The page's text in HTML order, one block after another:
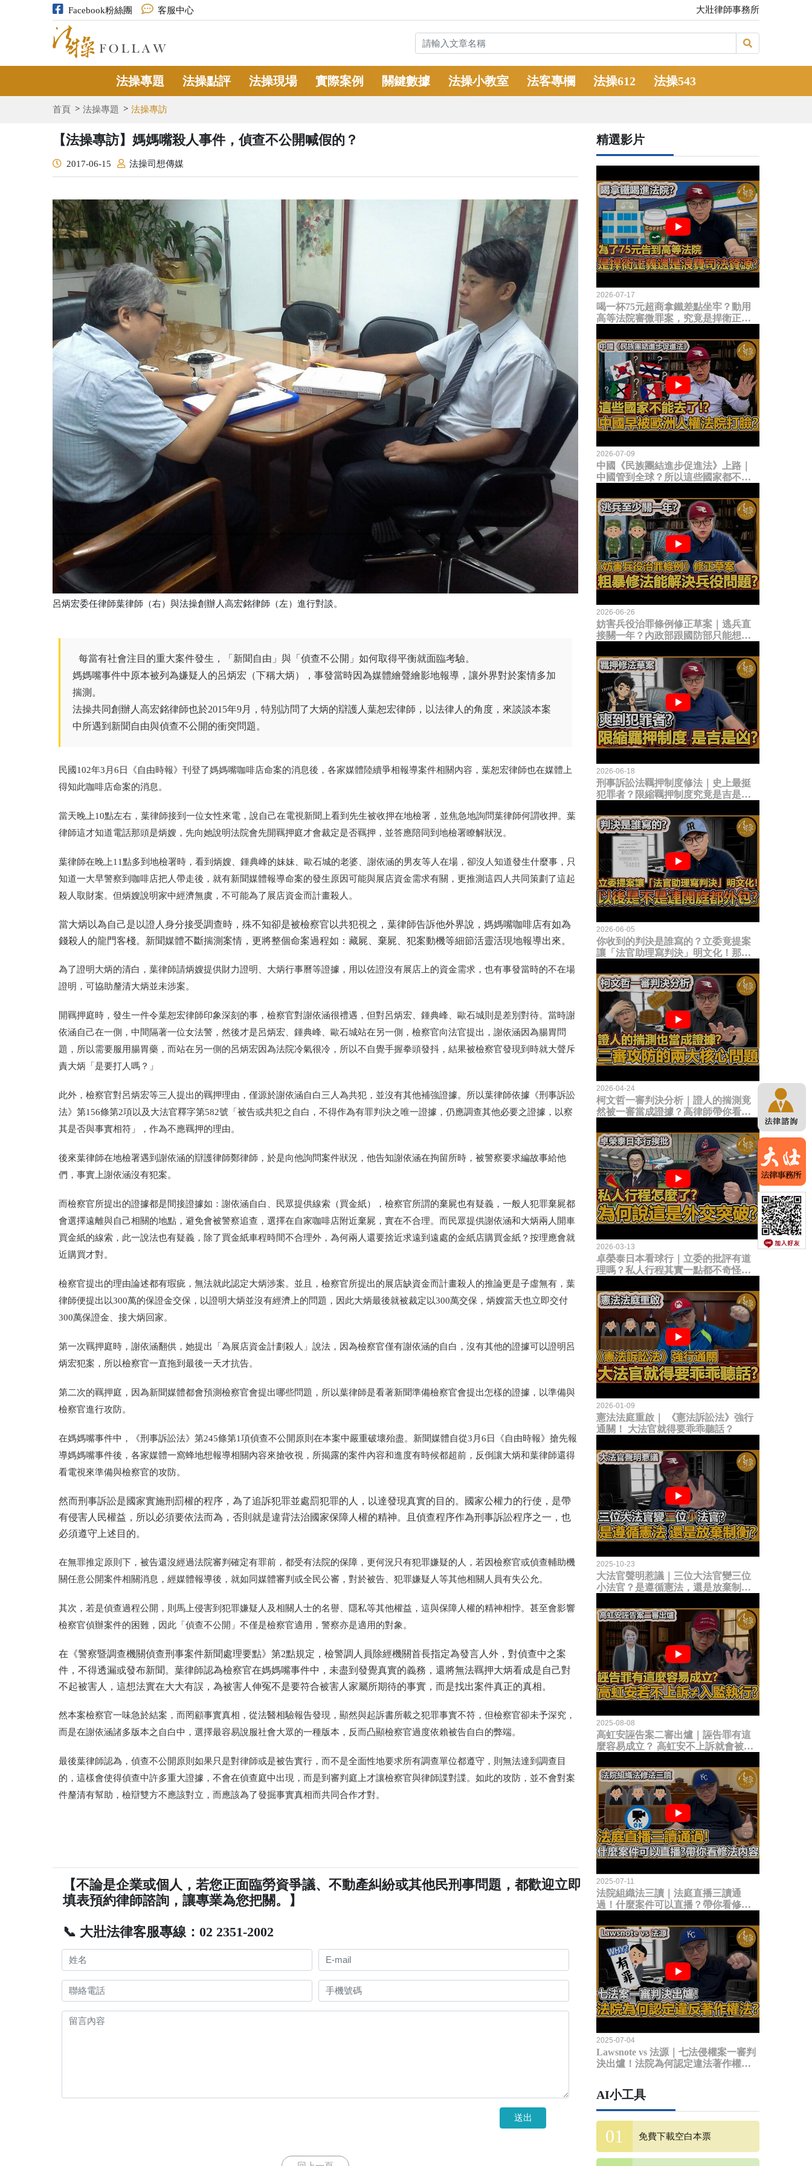
Facebook粉絲團 客服中心 大壯律師事務所
法操專題 法操點評 法操現場 實際案例 關鍵數據 法操小教室 法客專欄 法操612 法操543
首頁 法操專題 法操專訪
【法操專訪】媽媽嘴殺人事件，偵查不公開喊假的？
2017-06-15 法操司想傳媒
呂炳宏委任律師葉律師（右）與法操創辦人高宏銘律師（左）進行對談。
每當有社會注目的重大案件發生，「新聞自由」與「偵查不公開」如何取得平衡就面臨考驗。
媽媽嘴事件中原本被列為嫌疑人的呂炳宏（下稱大炳），事發當時因為媒體繪聲繪影地報導，讓外界對於案情多加
揣測。
法操共同創辦人高宏銘律師也於2015年9月，特別訪問了大炳的辯護人葉恕宏律師，以法律人的角度，來談談本案
中所遇到新聞自由與偵查不公開的衝突問題。
民國102年3月6日《自由時報》刊登了媽媽嘴咖啡店命案的消息後，各家媒體陸續爭相報導案件相關內容，葉恕宏律師也在媒體上
得知此咖啡店命案的消息。
當天晚上10點左右，葉律師接到一位女性來電，說自己在電視新聞上看到先生被收押在地檢署，並焦急地詢問葉律師何謂收押。葉
律師這才知道電話那頭是炳嫂，先向她說明法院會先開羈押庭才會裁定是否羈押，並答應陪同到地檢署瞭解狀況。
葉律師在晚上11點多到地檢署時，看到炳嫂、鍾典峰的妹妹、歐石城的老婆、謝依涵的男友等人在場，卻沒人知道發生什麼事，只
知道一大早警察到咖啡店把人帶走後，就有新聞媒體報導命案的發生原因可能與展店資金需求有關，更推測這四人共同策劃了這起
殺人取財案。但炳嫂說明家中經濟無虞，不可能為了展店資金而計畫殺人。
當大炳以為自己是以證人身分接受調查時，殊不知卻是被檢察官以共犯視之，葉律師告訴他外界說，媽媽嘴咖啡店有如為
錢殺人的龍門客棧。新聞媒體不斷揣測案情，更將整個命案過程如：藏屍、棄屍、犯案動機等細節活靈活現地報導出來。
為了證明大炳的清白，葉律師請炳嫂提供財力證明、大炳行事曆等證據，用以佐證沒有展店上的資金需求，也有事發當時的不在場
證明，可協助釐清大炳並未涉案。
開羈押庭時，發生一件令葉恕宏律師印象深刻的事，檢察官對謝依涵很禮遇，但對呂炳宏、鍾典峰、歐石城則是差別對待。當時謝
依涵自己在一側，中間隔著一位女法警，然後才是呂炳宏、鍾典峰、歐石城站在另一側，檢察官向法官提出，謝依涵因為腸胃問
題，所以需要服用腸胃藥，而站在另一側的呂炳宏因為法院冷氣很冷，所以不自覺手握拳頭發抖，結果被檢察官發現到時就大聲斥
責大炳「是要打人嗎？」
此外，檢察官對呂炳宏等三人提出的羈押理由，僅源於謝依涵自白三人為共犯，並沒有其他補強證據。所以葉律師依據《刑事訴訟
法》第156條第2項以及大法官釋字第582號「被告或共犯之自白，不得作為有罪判決之唯一證據，仍應調查其他必要之證據，以察
其是否與事實相符」，作為不應羈押的理由。
後來葉律師在地檢署遇到謝依涵的辯護律師鄭律師，於是向他詢問案件狀況，他告知謝依涵在拘留所時，被警察要求編故事給他
們，事實上謝依涵沒有犯案。
而檢察官所提出的證據都是間接證據如：謝依涵自白、民眾提供線索（買金紙），檢察官所謂的棄屍也有疑義，一般人犯罪棄屍都
會選擇遠離與自己相關的地點，避免會被警察追查，選擇在自家咖啡店附近棄屍，實在不合理。而民眾提供謝依涵和大炳兩人開車
買金紙的線索，此一說法也有疑義，除了買金紙車程時間不合理外，為何兩人還要捨近求遠到遠處的金紙店購買金紙？按理應會就
近購買才對。
檢察官提出的理由論述都有瑕疵，無法就此認定大炳涉案。並且，檢察官所提出的展店缺資金而計畫殺人的推論更是子虛無有，葉
律師便提出以300萬的保證金交保，以證明大炳並沒有經濟上的問題，因此大炳最後就被裁定以300萬交保，炳嫂當天也立即交付
300萬保證金、接大炳回家。
第一次羈押庭時，謝依涵翻供，她提出「為展店資金計劃殺人」說法，因為檢察官僅有謝依涵的自白，沒有其他的證據可以證明呂
炳宏犯案，所以檢察官一直拖到最後一天才抗告。
第二次的羈押庭，因為新聞媒體都會預測檢察官會提出哪些問題，所以葉律師是看著新聞準備檢察官會提出怎樣的證據，以準備與
檢察官進行攻防。
在媽媽嘴事件中，《刑事訴訟法》第245條第1項偵查不公開原則在本案中嚴重破壞殆盡。新聞媒體自從3月6日《自由時報》搶先報
導媽媽嘴事件後，各家媒體一窩蜂地想報導相關內容來搶收視，所揭露的案件內容和進度有時候都超前，反倒讓大炳和葉律師還得
看電視來準備與檢察官的攻防。
然而刑事訴訟是國家實施刑罰權的程序，為了追訴犯罪並處罰犯罪的人，以達發現真實的目的。國家公權力的行使，是帶
有侵害人民權益，所以必須要依法而為，否則就是違背法治國家保障人權的精神。且偵查程序作為刑事訴訟程序之一，也
必須遵守上述目的。
在無罪推定原則下，被告還沒經過法院審判確定有罪前，都受有法院的保障，更何況只有犯罪嫌疑的人，若因檢察官或偵查輔助機
關任意公開案件相關消息，經媒體報導後，就如同媒體審判或全民公審，對於被告、犯罪嫌疑人等其他相關人員有失公允。
其次，若是偵查過程公開，則馬上侵害到犯罪嫌疑人及相關人士的名譽、隱私等其他權益，這與保障人權的精神相悖。甚至會影響
檢察官偵辦案件的困難，因此「偵查不公開」不僅是檢察官適用，警察亦是適用的對象。
在《警察暨調查機關偵查刑事案件新聞處理要點》第2點規定，檢警調人員除經機關首長指定為發言人外，對偵查中之案
件，不得透漏或發布新聞。葉律師認為檢察官在媽媽嘴事件中，未盡到發覺真實的義務，還將無法羈押大炳看成是自己對
不起被害人，這想法實在大大有誤，為被害人伸冤不是要符合被害人家屬所期待的事實，而是找出案件真正的真相。
然本案檢察官一味急於結案，而罔顧事實真相，從法醫相驗報告發現，顯然與起訴書所載之犯罪事實不符，但檢察官卻未予深究，
而是在謝依涵諸多版本之自白中，選擇最容易說服社會大眾的一種版本，反而凸顯檢察官過度依賴被告自白的弊端。
最後葉律師認為，偵查不公開原則如果只是對律師或是被告實行，而不是全面性地要求所有調查單位都遵守，則無法達到調查目
的，這樣會使得偵查中許多重大證據，不會在偵查庭中出現，而是到審判庭上才讓檢察官與律師諜對諜。如此的攻防，並不會對案
件釐清有幫助，檢辯雙方不應該對立，而應該為了發掘事實真相而共同合作才對。
【不論是企業或個人，若您正面臨勞資爭議、不動產糾紛或其他民刑事問題，都歡迎立即
填表預約律師諮詢，讓專業為您把關。】
📞 大壯法律客服專線：02 2351-2002
送出
精選影片
2026-07-17
喝一杯75元超商拿鐵差點坐牢？動用
高等法院審微罪案，究竟是捍衛正義
2026-07-09
中國《民族團結進步促進法》上路｜
中國管到全球？所以這些國家都不能
臉？
2026-06-26
妨害兵役治罪條例修正草案｜逃兵直
接關一年？內政部跟國防部只能想到
題？
2026-06-18
刑事訴訟法羈押制度修法｜史上最挺
犯罪者？限縮羈押制度究竟是吉是
2026-06-05
你收到的判決是誰寫的？立委竟提案
讓「法官助理寫判決」明文化！那以
2026-04-24
柯文哲一審判決分析｜證人的揣測竟
然被一審當成證據？高律師帶你看未
2026-03-13
卓榮泰日本看球行｜立委的批評有道
理嗎？私人行程其實一點都不奇怪？
2026-01-09
憲法法庭重啟｜ 《憲法訴訟法》強行
通關！ 大法官就得要乖乖聽話？
2025-10-23
大法官聲明惹議｜三位大法官變三位
小法官？是遵循憲法，還是放棄制衡
2025-08-08
高虹安誣告案二審出爐｜誣告罪有這
麼容易成立？ 高虹安不上訴就會被
2025-07-11
法院組織法三讀｜法庭直播三讀通
過！什麼案件可以直播？帶你看修法
2025-07-04
Lawsnote vs 法源｜七法侵權案一審判
決出爐！法院為何認定違法著作權
AI小工具
免費下載空白本票